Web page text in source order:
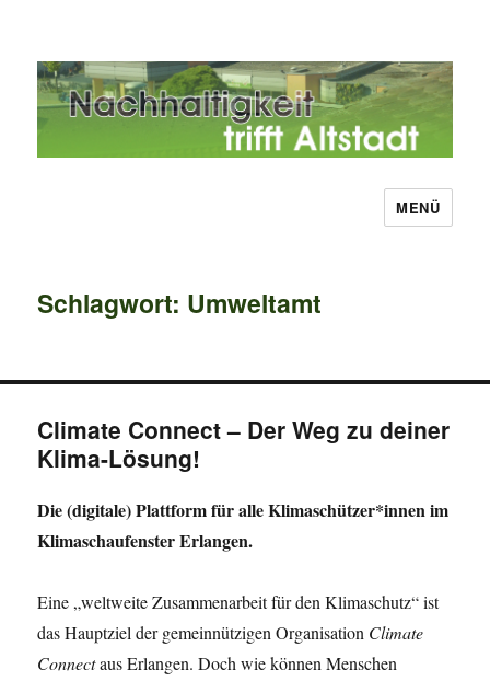
MENÜ
Schlagwort: Umweltamt
Climate Connect – Der Weg zu deiner
Klima-Lösung!
Die (digitale) Plattform für alle Klimaschützer*innen im
Klimaschaufenster Erlangen.
Eine „weltweite Zusammenarbeit für den Klimaschutz“ ist
das Hauptziel der gemeinnützigen Organisation Climate
Connectaus Erlangen. Doch wie können Menschen